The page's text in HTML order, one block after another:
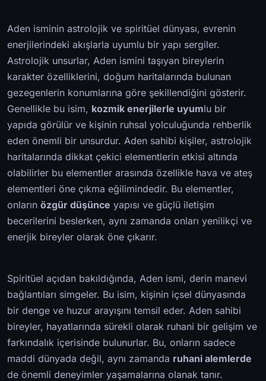
Aden isminin astrolojik ve spiritüel dünyası, evrenin
enerjilerindeki akışlarla uyumlu bir yapı sergiler.
Astrolojik unsurlar, Aden ismini taşıyan bireylerin
karakter özelliklerini, doğum haritalarında bulunan
gezegenlerin konumlarına göre şekillendiğini gösterir.
Genellikle bu isim, kozmik enerjilerle uyumlu bir
yapıda görülür ve kişinin ruhsal yolculuğunda rehberlik
eden önemli bir unsurdur. Aden sahibi kişiler, astrolojik
haritalarında dikkat çekici elementlerin etkisi altında
olabilirler bu elementler arasında özellikle hava ve ateş
elementleri öne çıkma eğilimindedir. Bu elementler,
onların özgür düşünce yapısı ve güçlü iletişim
becerilerini beslerken, aynı zamanda onları yenilikçi ve
enerjik bireyler olarak öne çıkarır.
Spiritüel açıdan bakıldığında, Aden ismi, derin manevi
bağlantıları simgeler. Bu isim, kişinin içsel dünyasında
bir denge ve huzur arayışını temsil eder. Aden sahibi
bireyler, hayatlarında sürekli olarak ruhani bir gelişim ve
farkındalık içerisinde bulunurlar. Bu, onların sadece
maddi dünyada değil, aynı zamanda ruhani alemlerde
de önemli deneyimler yaşamalarına olanak tanır.